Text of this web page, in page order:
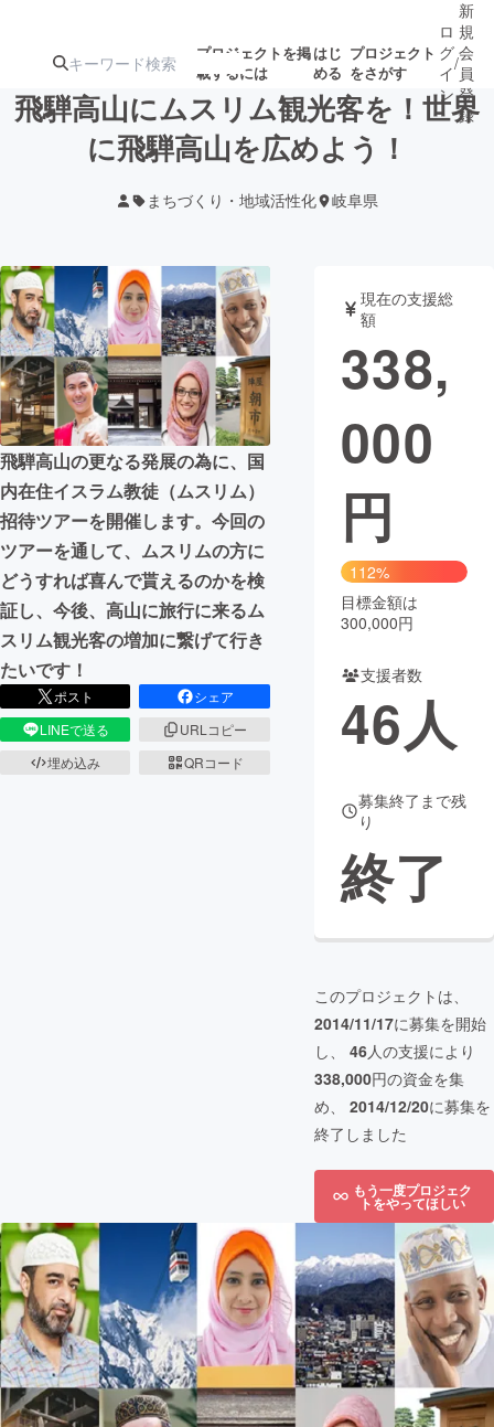
プロジェクトを掲
載するには
はじ
める
プロジェクト
をさがす
ターン
注目の新着プロ
ジェクト
募集終了が近いプ
ロジェクト
アート・写真 音楽
テクノロジー・ガジェット ゲーム・サ
映像・映画
ビジネス・起業
まちづくり・地域活性化
CAMPFIRE for Social Good
CAMPFIRE Creation
CAMPFIREふるさと納税machi-ya コミュニティ
ロ
グ
イ
ン
/
新
規
会
員
登
録
飛騨高山にムスリム観光客を！世界
に飛騨高山を広めよう！
まちづくり・地域活性化 岐阜県
飛騨高山の更なる発展の為に、国
内在住イスラム教徒（ムスリム）
招待ツアーを開催します。今回の
ツアーを通して、ムスリムの方に
どうすれば喜んで貰えるのかを検
証し、今後、高山に旅行に来るム
スリム観光客の増加に繋げて行き
たいです！
ポスト
シェア
LINEで送る
URLコピー
埋め込み
QRコード
現在の支援総
額
338,
000
円
112%
目標金額は
300,000円
支援者数
46人
募集終了まで残
り
終了
このプロジェクトは、
2014/11/17に募集を開始
し、 46人の支援により
338,000円の資金を集
め、 2014/12/20に募集を
終了しました
もう一度プロジェク
トをやってほしい